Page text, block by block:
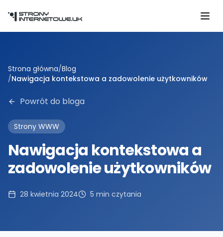
Strona główna/Blog
/Nawigacja kontekstowa a zadowolenie użytkowników
Powrót do bloga
Strony WWW
Nawigacja kontekstowa a
zadowolenie użytkowników
28 kwietnia 2024 5 min czytania